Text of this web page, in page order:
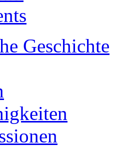
Geschichte